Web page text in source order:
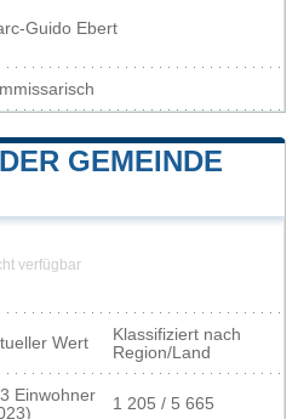
Guido Ebert
GEMEINDE
verfügbar
Wert
Klassifiziert nach
Region/Land
Einwohner
1 205 / 5 665